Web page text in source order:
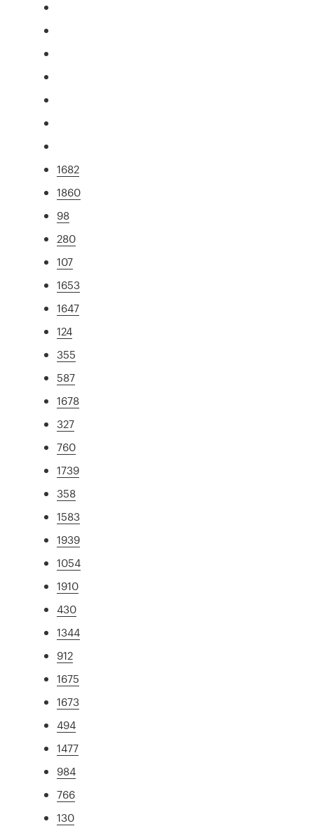
1682
1860
98
280
107
1653
1647
124
355
587
1678
327
760
1739
358
1583
1939
1054
1910
430
1344
912
1675
1673
494
1477
984
766
130